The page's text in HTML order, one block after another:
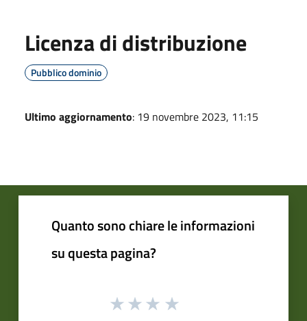
Licenza di distribuzione
Pubblico dominio
Ultimo aggiornamento: 19 novembre 2023, 11:15
Quanto sono chiare le informazioni
su questa pagina?